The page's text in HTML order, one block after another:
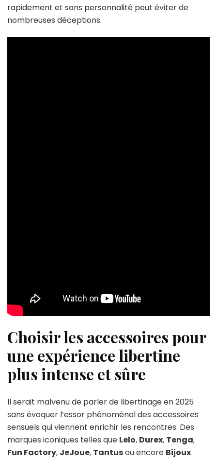
rapidement et sans personnalité peut éviter de
nombreuses déceptions.
Choisir les accessoires pour
une expérience libertine
plus intense et sûre
Il serait malvenu de parler de libertinage en 2025
sans évoquer l’essor phénoménal des accessoires
sensuels qui viennent enrichir les rencontres. Des
marques iconiques telles que Lelo, Durex, Tenga,
Fun Factory, JeJoue, Tantusou encore Bijoux